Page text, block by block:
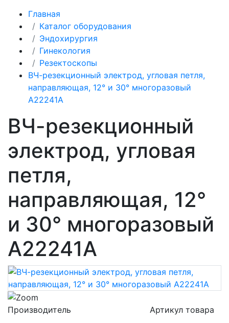
Главная
Каталог оборудования
Эндохирургия
Гинекология
Резектоскопы
ВЧ-резекционный электрод, угловая петля,
направляющая, 12° и 30° многоразовый
A22241A
ВЧ-резекционный
электрод, угловая
петля,
направляющая, 12°
и 30° многоразовый
A22241A
Производитель Артикул товара